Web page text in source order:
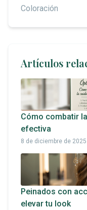
Coloración
Artículos
Cómo combatir
efectiva
8 de diciembre de 2025
Peinados con
elevar tu look